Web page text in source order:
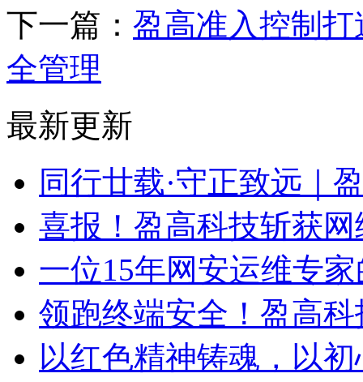
下一篇： 盈高准入控制
全管理
最新更新
同行廿载·守正致远｜
喜报！盈高科技斩获
一位15年网安运维专
领跑终端安全！盈高
以红色精神铸魂，以